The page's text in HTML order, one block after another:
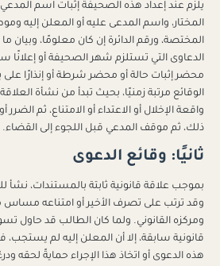
يلزم عند إعداد هذه الصحيفة إثبات اسم
المختار، واسم المدعى عليه أو المعلن إليه
المختصة، ورقم الدائرة إن كان معلومًا، وبيان
الدعاوى التي تستلزم شهر الصحيفة أو إعلانًا
محضر إثبات حالة أو محضر شرطة أو إنذارًا
الوقائع مرتبة زمنيًا، بحيث تبدأ من نشأة
واقعة الإخلال أو الاعتداء أو الامتناع، ثم الضرر
ذلك، ثم موقف المدعي قبل اللجوء إلى القضاء.
ثانيًا: وقائع الدعوى
بموجب علاقة قانونية ثابتة بالمستندات، نشأ
وقد ترتب على تصرف الأخير أو امتناعه
ومركزه القانوني. ولما كان الطالب قد حاول
قانونية سابقة، إلا أن المعلن إليه لم
هذه الدعوى أو اتخاذ هذا الإجراء حمايةً لحقه